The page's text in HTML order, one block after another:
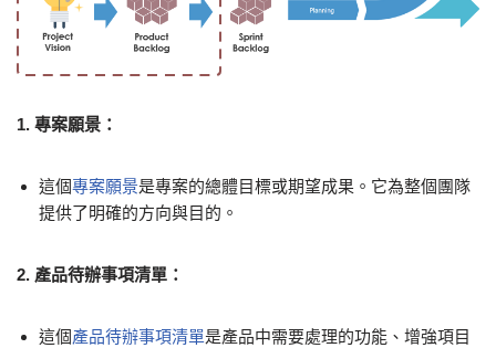
1. 專案願景：
這個專案願景是專案的總體目標或期望成果。它為整個團隊
提供了明確的方向與目的。
2. 產品待辦事項清單：
這個產品待辦事項清單是產品中需要處理的功能、增強項目